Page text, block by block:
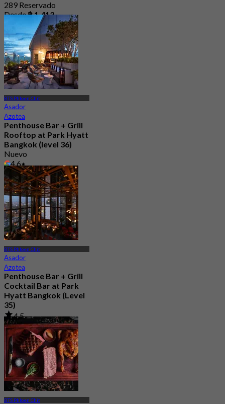
289 Reservado
Desde฿ 1,413
BTS Phloen Chit
Asador
Azotea
Penthouse Bar + Grill
Rooftop at Park Hyatt
Bangkok (level 36)
Nuevo
4.6
Desde฿ 1,200
BTS Phloen Chit
Asador
Azotea
Penthouse Bar + Grill
Cocktail Bar at Park
Hyatt Bangkok (Level
35)
4.5
220 Reservado
Desde฿ 1,099
BTS Phloen Chit